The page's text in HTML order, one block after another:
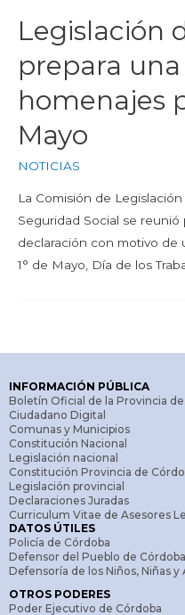
Legislación
prepara
homenajes
Mayo
NOTICIAS
La Comisión de
Seguridad Social se
declaración con motivo de
1° de Mayo, Día de los
INFORMACIÓN PÚBLICA
Boletín Oficial de la Provincia
Ciudadano Digital
Comunas y Municipios
Constitución Nacional
Legislación nacional
Constitución Provincia de
Legislación provincial
Declaraciones Juradas
Curriculum Vitae de Asesores
DATOS ÚTILES
Policía de Córdoba
Defensor del Pueblo de Córdoba
Defensoría de los Niños, Niñas
OTROS PODERES
Poder Ejecutivo de Córdoba